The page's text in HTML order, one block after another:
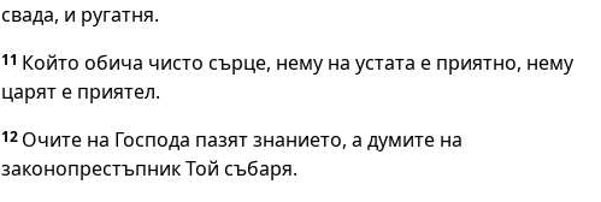
свада, и ругатня.
11 Който обича чисто сърце, нему на устата е приятно, нему
царят е приятел.
12 Очите на Господа пазят знанието, а думите на
законопрестъпник Той събаря.